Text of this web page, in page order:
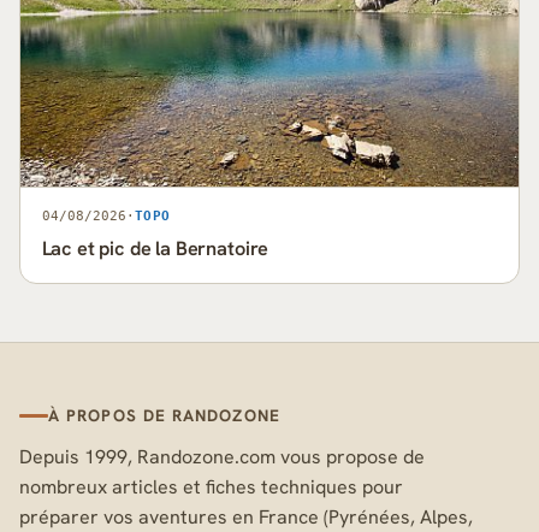
04/08/2026 · TOPO
Lac et pic de la Bernatoire
À PROPOS DE RANDOZONE
Depuis 1999, Randozone.com vous propose de
nombreux articles et fiches techniques pour
préparer vos aventures en France (Pyrénées, Alpes,